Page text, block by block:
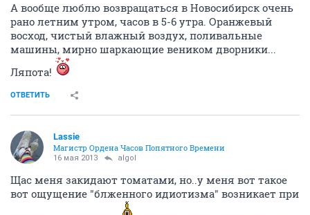
А вообще люблю возвращаться в Новосибирск очень
рано летним утром, часов в 5-6 утра. Оранжевый
восход, чистый влажный воздух, поливальные
машины, мирно шаркающие веником дворники...
Ляпота!
ОТВЕТИТЬ
Lassie
Магистр Ордена Часов Попятного Времени
16 мая 2013 algol
Щас меня закидают томатами, но..у меня вот такое
вот ощущение "блженного идиотизма" возникает при